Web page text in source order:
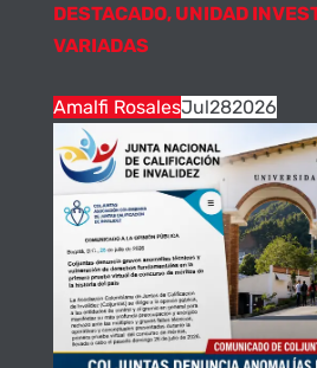
DESTACADO, UNIDAD
VARIADAS
Amalfi RosalesJul282026